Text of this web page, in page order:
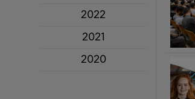
2022
2021
2020